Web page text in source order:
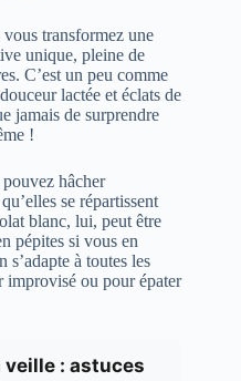
transformez une
unique, pleine de
C’est un peu comme
lactée et éclats de
jamais de surprendre
!
hâcher
se répartissent
blanc, lui, peut être
pépites si vous en
à toutes les
improvisé ou pour épater
veille : astuces